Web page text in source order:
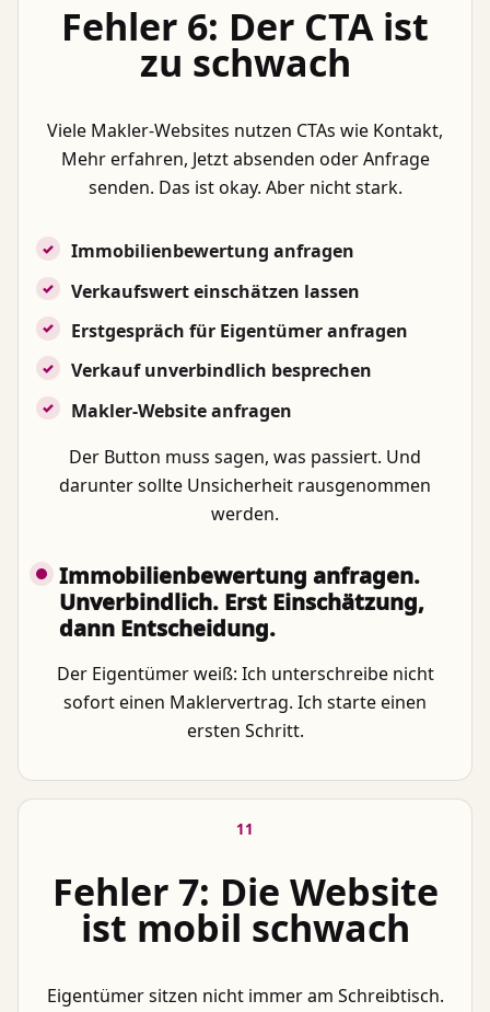
Fehler 6: Der CTA ist
zu schwach
Viele Makler-Websites nutzen CTAs wie Kontakt,
Mehr erfahren, Jetzt absenden oder Anfrage
senden. Das ist okay. Aber nicht stark.
Immobilienbewertung anfragen
Verkaufswert einschätzen lassen
Erstgespräch für Eigentümer anfragen
Verkauf unverbindlich besprechen
Makler-Website anfragen
Der Button muss sagen, was passiert. Und
darunter sollte Unsicherheit rausgenommen
werden.
Immobilienbewertung anfragen.
Unverbindlich. Erst Einschätzung,
dann Entscheidung.
Der Eigentümer weiß: Ich unterschreibe nicht
sofort einen Maklervertrag. Ich starte einen
ersten Schritt.
11
Fehler 7: Die Website
ist mobil schwach
Eigentümer sitzen nicht immer am Schreibtisch.